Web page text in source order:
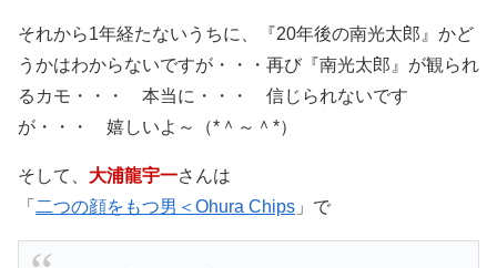
それから1年経たないうちに、『20年後の南光太郎』かど
うかはわからないですが・・・再び『南光太郎』が観られ
るカモ・・・ 本当に・・・ 信じられないです
が・・・ 嬉しいよ～（*＾～＾*）
そして、 大浦龍宇一さんは
「 二つの顔をもつ男＜Ohura Chips 」で